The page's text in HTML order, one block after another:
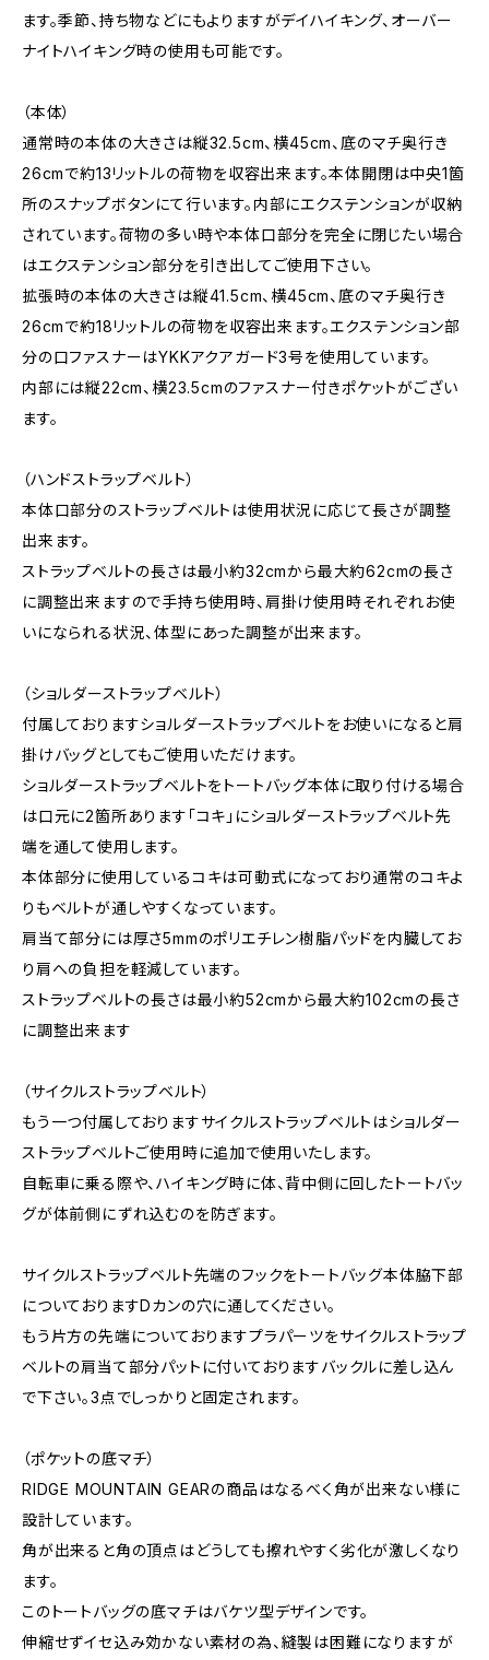
ます。季節、持ち物などにもよりますがデイハイキング、オーバー
ナイトハイキング時の使用も可能です。
（本体）
通常時の本体の大きさは縦32.5cm、横45cm、底のマチ奥行き
26cmで約13リットルの荷物を収容出来ます。本体開閉は中央1箇
所のスナップボタンにて行います。内部にエクステンションが収納
されています。荷物の多い時や本体口部分を完全に閉じたい場合
はエクステンション部分を引き出してご使用下さい。
拡張時の本体の大きさは縦41.5cm、横45cm、底のマチ奥行き
26cmで約18リットルの荷物を収容出来ます。エクステンション部
分の口ファスナーはYKKアクアガード3号を使用しています。
内部には縦22cm、横23.5cmのファスナー付きポケットがござい
ます。
（ハンドストラップベルト）
本体口部分のストラップベルトは使用状況に応じて長さが調整
出来ます。
ストラップベルトの長さは最小約32cmから最大約62cmの長さ
に調整出来ますので手持ち使用時、肩掛け使用時それぞれお使
いになられる状況、体型にあった調整が出来ます。
（ショルダーストラップベルト）
付属しておりますショルダーストラップベルトをお使いになると肩
掛けバッグとしてもご使用いただけます。
ショルダーストラップベルトをトートバッグ本体に取り付ける場合
は口元に2箇所あります「コキ」にショルダーストラップベルト先
端を通して使用します。
本体部分に使用しているコキは可動式になっており通常のコキよ
りもベルトが通しやすくなっています。
肩当て部分には厚さ5mmのポリエチレン樹脂パッドを内臓してお
り肩への負担を軽減しています。
ストラップベルトの長さは最小約52cmから最大約102cmの長さ
に調整出来ます
（サイクルストラップベルト）
もう一つ付属しておりますサイクルストラップベルトはショルダー
ストラップベルトご使用時に追加で使用いたします。
自転車に乗る際や、ハイキング時に体、背中側に回したトートバッ
グが体前側にずれ込むのを防ぎます。
サイクルストラップベルト先端のフックをトートバッグ本体脇下部
についておりますDカンの穴に通してください。
もう片方の先端についておりますプラパーツをサイクルストラップ
ベルトの肩当て部分パットに付いておりますバックルに差し込ん
で下さい。3点でしっかりと固定されます。
（ポケットの底マチ）
RIDGE MOUNTAIN GEARの商品はなるべく角が出来ない様に
設計しています。
角が出来ると角の頂点はどうしても擦れやすく劣化が激しくなり
ます。
このトートバッグの底マチはバケツ型デザインです。
伸縮せずイセ込み効かない素材の為、縫製は困難になりますが